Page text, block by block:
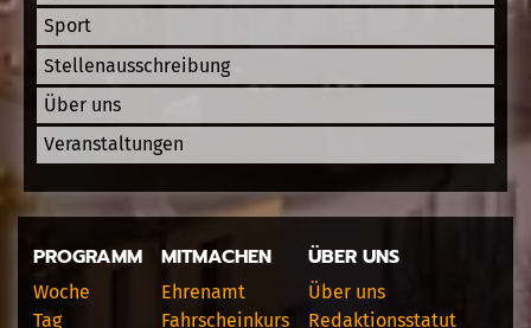
Sport
Stellenausschreibung
Über uns
Veranstaltungen
PROGRAMM
Woche
Tag
MITMACHEN
Ehrenamt
Fahrscheinkurs
ÜBER UNS
Über uns
Redaktionsstatut